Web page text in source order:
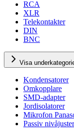
RCA
XLR
Telekontakter
DIN
BNC
Visa
Kondensatorer
Omkopplare
SMD-adapter
Jordisolatorer
Mikrofon
Passiv